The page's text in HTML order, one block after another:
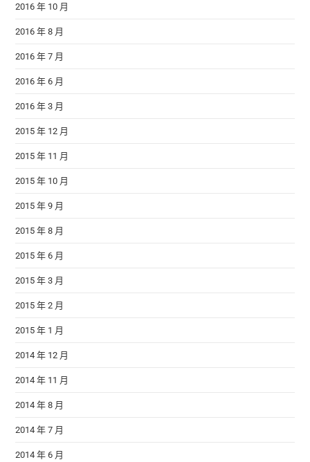
2016 年 10 月
2016 年 8 月
2016 年 7 月
2016 年 6 月
2016 年 3 月
2015 年 12 月
2015 年 11 月
2015 年 10 月
2015 年 9 月
2015 年 8 月
2015 年 6 月
2015 年 3 月
2015 年 2 月
2015 年 1 月
2014 年 12 月
2014 年 11 月
2014 年 8 月
2014 年 7 月
2014 年 6 月